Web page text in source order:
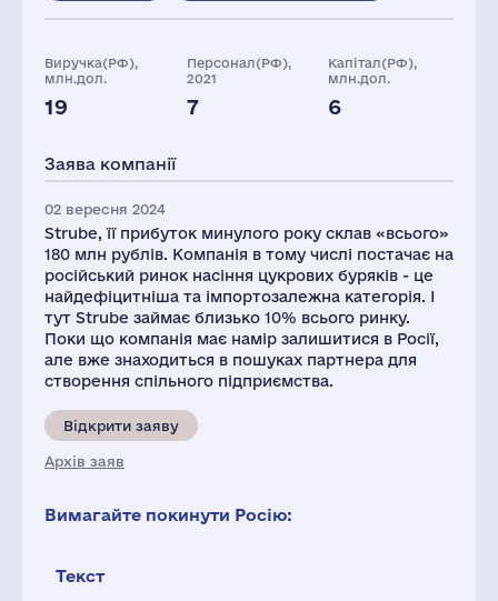
Виручка(РФ),
млн.дол.
19
Персонал(РФ),
2021
7
Капітал(РФ),
млн.дол.
6
18
Заява компанії
02 вересня 2024
Strube, її прибуток минулого року склав «всього»
180 млн рублів. Компанія в тому числі постачає на
російський ринок насіння цукрових буряків - це
найдефіцитніша та імпортозалежна категорія. І
тут Strube займає близько 10% всього ринку.
Поки що компанія має намір залишитися в Росії,
але вже знаходиться в пошуках партнера для
створення спільного підприємства.
Відкрити заяву
Архів заяв
Вимагайте покинути Росію:
Текст